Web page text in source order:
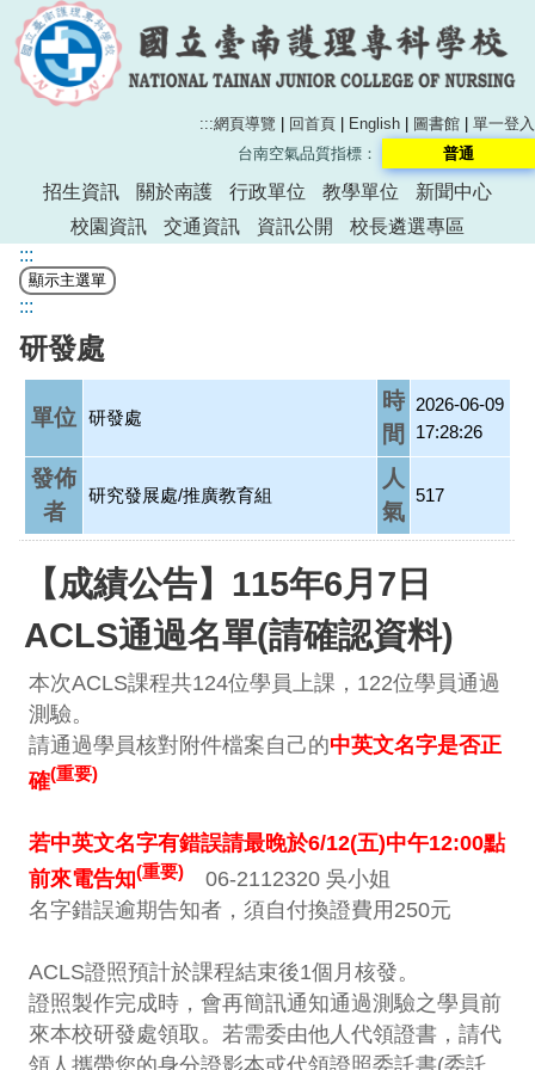
:::網頁導覽 | 回首頁 | English | 圖書館 | 單一登入
台南空氣品質指標：
普通
招生資訊 關於南護 行政單位 教學單位
新聞中心
校園資訊
交通資訊 資訊公開
校長遴選專區
:::
:::
研發處
單位 研發處
時
間
2026-06-09
17:28:26
發佈
者
研究發展處/推廣教育組
人
氣
517
【成績公告】115年6月7日
ACLS通過名單(請確認資料)
本次ACLS課程共124位學員上課，122位學員通過
測驗。
請通過學員核對附件檔案自己的中英文名字是否正
確(重要)
若中英文名字有錯誤請最晚於6/12(五)中午12:00點
前來電告知(重要)
06-2112320 吳小姐
名字錯誤逾期告知者，須自付換證費用250元
ACLS證照預計於課程結束後1個月核發。
證照製作完成時，會再簡訊通知通過測驗之學員前
來本校研發處領取。若需委由他人代領證書，請代
領人攜帶您的身分證影本或代領證照委託書(委託